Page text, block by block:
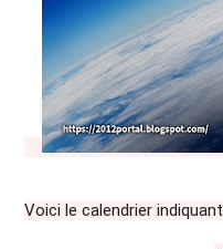
Voici le calendrier